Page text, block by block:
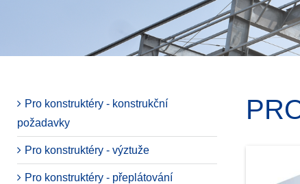
Pro konstruktéry - konstrukční
požadavky
Pro konstruktéry - výztuže
Pro konstruktéry - přeplátování